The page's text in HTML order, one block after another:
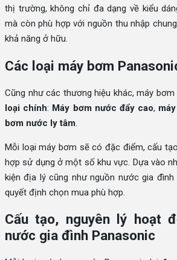
thị trường, không chỉ đa dạng về kiểu
mà còn phù hợp với nguồn thu nhập
khả năng ở hữu.
Các loại máy bơm
Cũng như các thương hiệu khác, máy
loại chính: Máy bơm nước đẩy cao,
bơm nước ly tâm.
Mỗi loại máy bơm sẽ có đặc điểm, cấu
hợp sử dụng ở một số khu vực. Dựa vào
kiện địa lý cũng như nguồn nước gia
quyết định chọn mua phù hợp.
Cấu tạo, nguyên lý hoạt
nước gia đình Panasonic